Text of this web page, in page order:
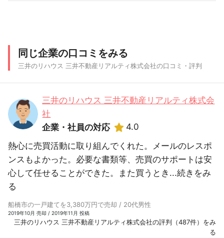
同じ企業の口コミをみる
三井のリハウス 三井不動産リアルティ株式会社の口コミ・評判
三井のリハウス 三井不動産リアルティ株式会
社
企業・社員の対応
4.0
熱心に売買活動に取り組んでくれた。メールのレスポ
ンスもよかった。必要な書類等、売買のサポートは安
心して任せることができた。また買うとき...続きをみ
る
船橋市の一戸建てを3,380万円で売却 / 20代男性
2019年10月 売却 / 2019年11月 投稿
三井のリハウス 三井不動産リアルティ株式会社の評判（487件）をみ
る